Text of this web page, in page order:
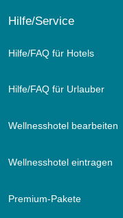
Hilfe/Service
Hilfe/FAQ für Hotels
Hilfe/FAQ für Urlauber
Wellnesshotel bearbeiten
Wellnesshotel eintragen
Premium-Pakete